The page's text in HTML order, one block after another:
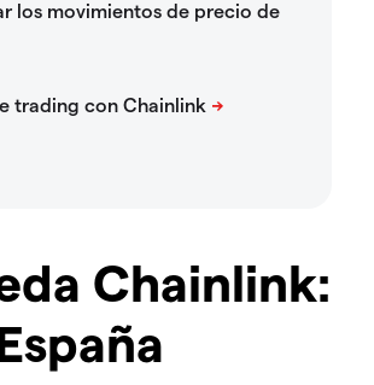
Chainlink: